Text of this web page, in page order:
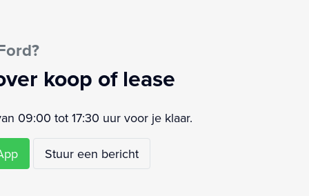
stop systeem
multifunctioneel
verstelbaar
volledig
rechts
koop of lease
09:00 tot 17:30 uur voor je klaar.
Stuur een bericht